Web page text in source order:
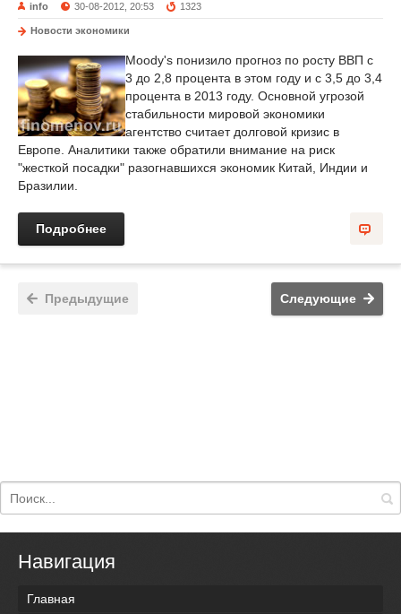
info 30-08-2012, 20:53 1323
Новости экономики
Moody's понизило прогноз по росту ВВП с
3 до 2,8 процента в этом году и с 3,5 до 3,4
процента в 2013 году. Основной угрозой
стабильности мировой экономики
агентство считает долговой кризис в
Европе. Аналитики также обратили внимание на риск
"жесткой посадки" разогнавшихся экономик Китай, Индии и
Бразилии.
Подробнее
Предыдущие Следующие
Навигация
Главная